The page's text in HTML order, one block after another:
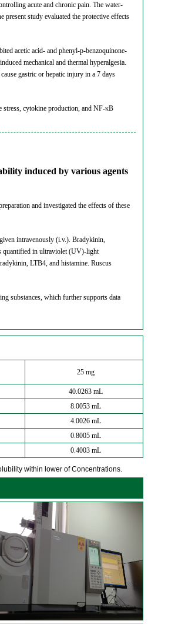
acute and chronic pain. The water-
study evaluated the protective effects
acetic acid- and phenyl-p-benzoquinone-
mechanical and thermal hyperalgesia.
gastric or hepatic injury in a 7 days
stress, cytokine production, and NF-κB
induced by various agents
and investigated the effects of these
intravenously (i.v.). Bradykinin,
quantified in ultraviolet (UV)-light
LTB4, and histamine. Ruscus
substances, which further supports data
25 mg
40.0263 mL
8.0053 mL
4.0026 mL
0.8005 mL
0.4003 mL
within lower of Concentrations.